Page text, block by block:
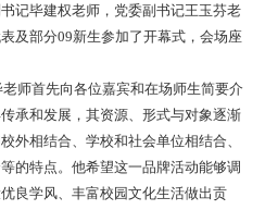
记毕建权老师，党委副书记王玉芬老
及部分09新生参加了开幕式，会场座
师首先向各位嘉宾和在场师生简要介
承和发展，其资源、形式与对象逐渐
外相结合、学校和社会单位相结合、
的特点。他希望这一品牌活动能够调
良学风、丰富校园文化生活做出贡